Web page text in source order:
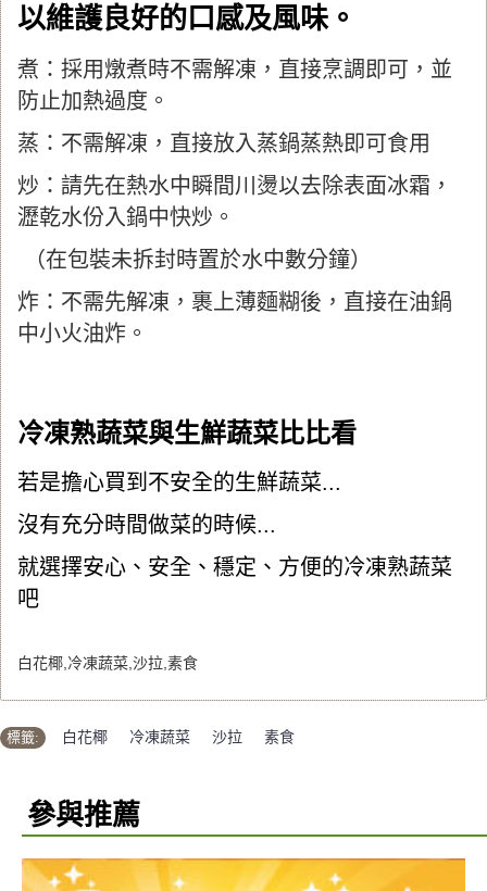
以維護良好的口感及風味。
煮：採用燉煮時不需解凍，直接烹調即可，並
防止加熱過度。
蒸：不需解凍，直接放入蒸鍋蒸熱即可食用
炒：請先在熱水中瞬間川燙以去除表面冰霜，
瀝乾水份入鍋中快炒。
（在包裝未拆封時置於水中數分鐘）
炸：不需先解凍，裹上薄麵糊後，直接在油鍋
中小火油炸。
冷凍熟蔬菜與生鮮蔬菜比比看
若是擔心買到不安全的生鮮蔬菜...
沒有充分時間做菜的時候...
就選擇安心、安全、穩定、方便的冷凍熟蔬菜
吧
白花椰,冷凍蔬菜,沙拉,素食
標籤: 白花椰 冷凍蔬菜 沙拉 素食
參與推薦